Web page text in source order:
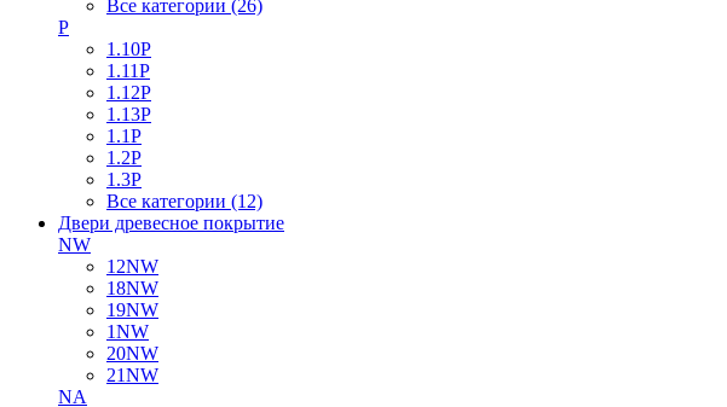
Все категории (26)
P
1.10P
1.11P
1.12P
1.13P
1.1P
1.2P
1.3P
Все категории (12)
Двери древесное покрытие
NW
12NW
18NW
19NW
1NW
20NW
21NW
NA